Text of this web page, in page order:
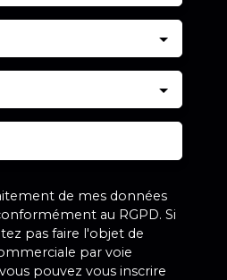
de mes données
au RGPD. Si
pas faire l'objet de
par voie
pouvez vous inscrire